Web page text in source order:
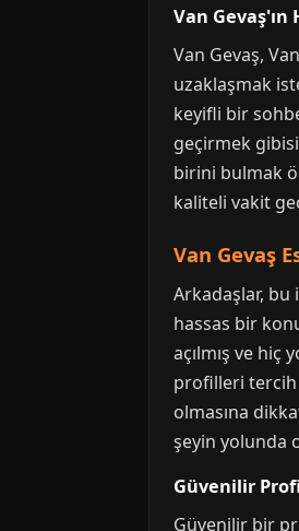
Van
Van Gevaş,
uzaklaşmak
keyifli bir
geçirmek
birini bulmak
kaliteli vakit
Van Gevaş
Arkadaşlar, bu
hassas bir
açılmış ve
profilleri tercih
olmasına
şeyin yolunda
Güvenilir
Güvenilir bir